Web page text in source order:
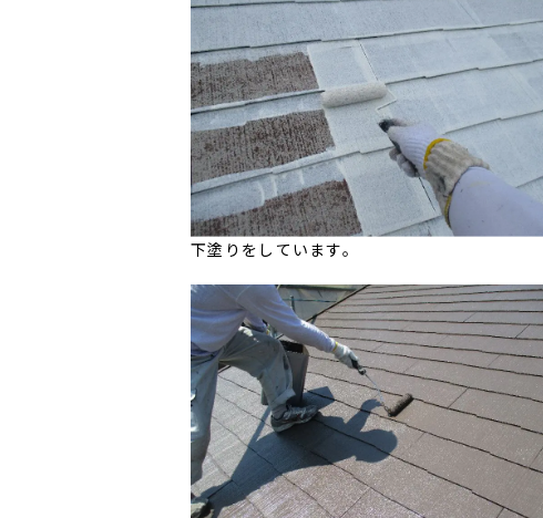
下塗りをしています。